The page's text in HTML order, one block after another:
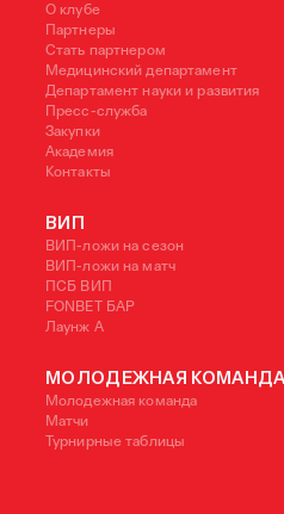
О клубе
Партнеры
Стать партнером
Медицинский департамент
Департамент науки и развития
Пресс-служба
Закупки
Академия
Контакты
ВИП
ВИП-ложи на сезон
ВИП-ложи на матч
ПСБ ВИП
FONBET БАР
Лаунж A
МОЛОДЕЖНАЯ
Молодежная команда
Матчи
Турнирные таблицы